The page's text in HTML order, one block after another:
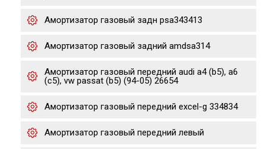
Амортизатор газовый задн psa343413
Амортизатор газовый задний amdsa314
Амортизатор газовый передний audi a4 (b5), a6
(c5), vw passat (b5) (94-05) 26654
Амортизатор газовый передний excel-g 334834
Амортизатор газовый передний левый